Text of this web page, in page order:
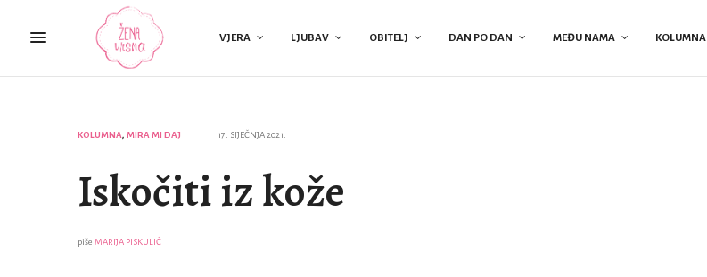
VJERA LJUBAV OBITELJ DAN PO DAN MEĐU NAMA KOLUMNA
KOLUMNA, MIRA MI DAJ 17. SIJEČNJA 2021.
Iskočiti iz kože
piše MARIJA PISKULIĆ